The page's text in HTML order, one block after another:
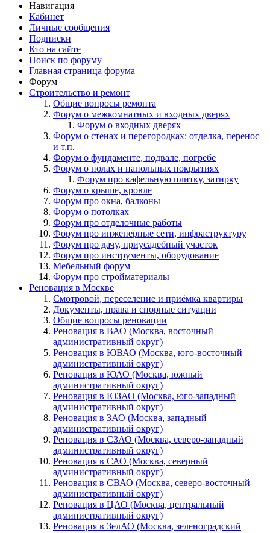
Навигация
Кабинет
Личные сообщения
Подписки
Кто на сайте
Поиск по форуму
Главная страница форума
Форум
Строительство и ремонт
Общие вопросы ремонта
Форум о межкомнатных и входных дверях
Форум о входных дверях
Форум о стенах и перегородках: отделка, перенос
и т.п.
Форум о фундаменте, подвале, погребе
Форум о полах и напольных покрытиях
Форум про кафельную плитку, затирку
Форум о крыше, кровле
Форум про окна, балконы
Форум о потолках
Форум про отделочные работы
Форум про инженерные сети, инфраструктуру
Форум про дачу, приусадебный участок
Форум про инструменты, оборудование
Мебельный форум
Форум про стройматериалы
Реновация в Москве
Смотровой, переселение и приёмка квартиры
Документы, права и спорные ситуации
Общие вопросы реновации
Реновация в ВАО (Москва, восточный
административный округ)
Реновация в ЮВАО (Москва, юго-восточный
административный округ)
Реновация в ЮАО (Москва, южный
административный округ)
Реновация в ЮЗАО (Москва, юго-западный
административный округ)
Реновация в ЗАО (Москва, западный
административный округ)
Реновация в СЗАО (Москва, северо-западный
административный округ)
Реновация в САО (Москва, северный
административный округ)
Реновация в СВАО (Москва, северо-восточный
административный округ)
Реновация в ЦАО (Москва, центральный
административный округ)
Реновация в ЗелАО (Москва, зеленоградский